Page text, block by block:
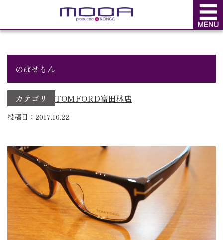
BLOG
のぼせもん
カテゴリ TOMFORD富田林店
投稿日：2017.10.22.